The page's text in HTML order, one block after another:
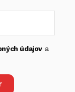
údajova